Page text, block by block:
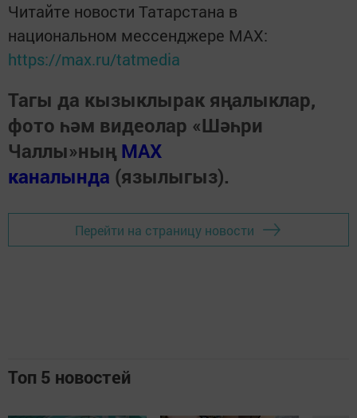
Читайте новости Татарстана в
национальном мессенджере MАХ:
https://max.ru/tatmedia
Тагы да кызыклырак яңалыклар,
фото һәм видеолар «Шәһри
Чаллы»ның MAX
каналында (язылыгыз).
Перейти на страницу новости
Топ 5 новостей